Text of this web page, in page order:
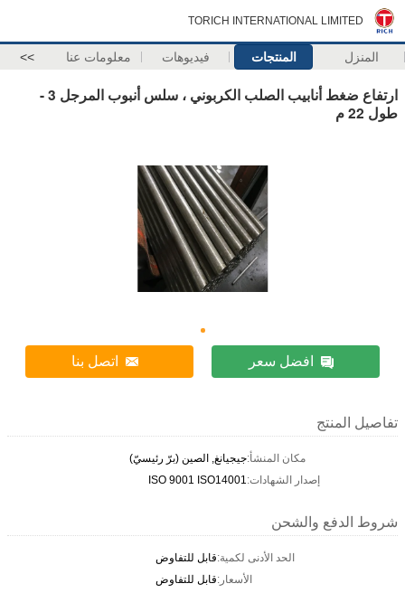
TORICH INTERNATIONAL LIMITED
المنزل المنتجات فيديوهات معلومات عنا >>
ارتفاع ضغط أنابيب الصلب الكربوني ، سلس أنبوب المرجل 3 -
طول 22 م
افضل سعر اتصل بنا
تفاصيل المنتج
مكان المنشأ:جيجيانغ, الصين (برّ رئيسيّ)
إصدار الشهادات:ISO 9001 ISO14001
شروط الدفع والشحن
الحد الأدنى لكمية:قابل للتفاوض
الأسعار:قابل للتفاوض